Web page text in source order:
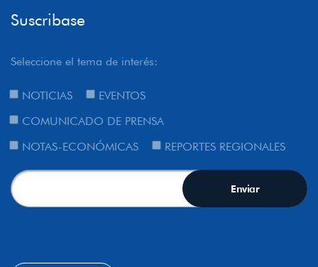
Suscribase
Seleccione el tema de interés:
NOTICIAS
EVENTOS
COMUNICADO DE PRENSA
NOTAS-ECONÓMICAS
REPORTES REGIONALES